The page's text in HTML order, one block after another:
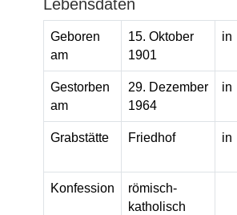
Lebensdaten
Geboren
am
15. Oktober
1901
in
Gestorben
am
29. Dezember
1964
in
Grabstätte Friedhof in
Konfession
römisch-
katholisch